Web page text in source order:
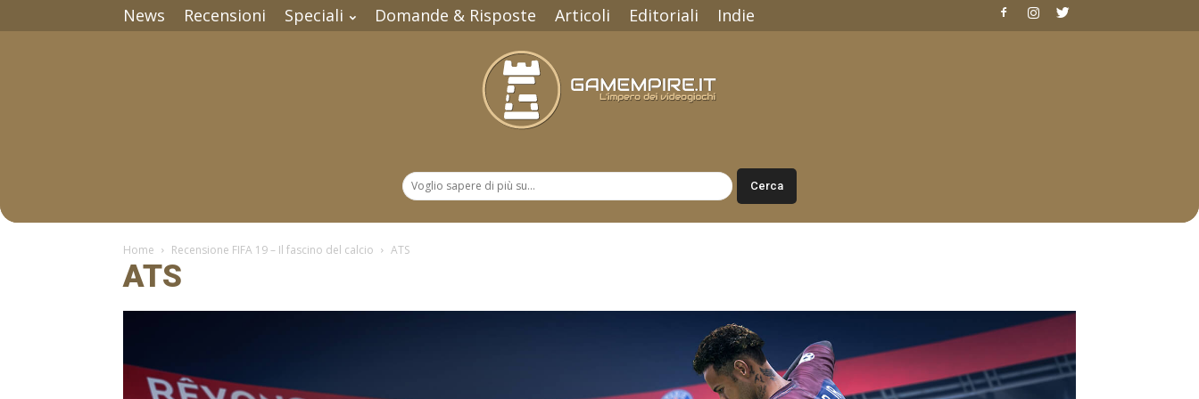
News Recensioni Speciali Domande & Risposte Articoli Editoriali Indie
Home Recensione FIFA 19 – Il fascino del calcio ATS
ATS